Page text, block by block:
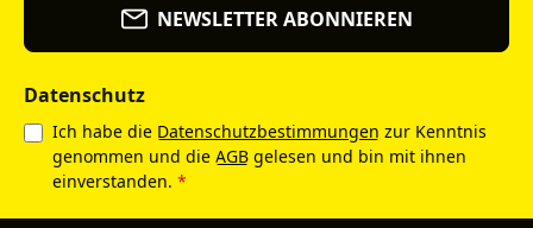
NEWSLETTER ABONNIEREN
Datenschutz
Ich habe die Datenschutzbestimmungen zur Kenntnis
genommen und die AGB gelesen und bin mit ihnen
einverstanden. *